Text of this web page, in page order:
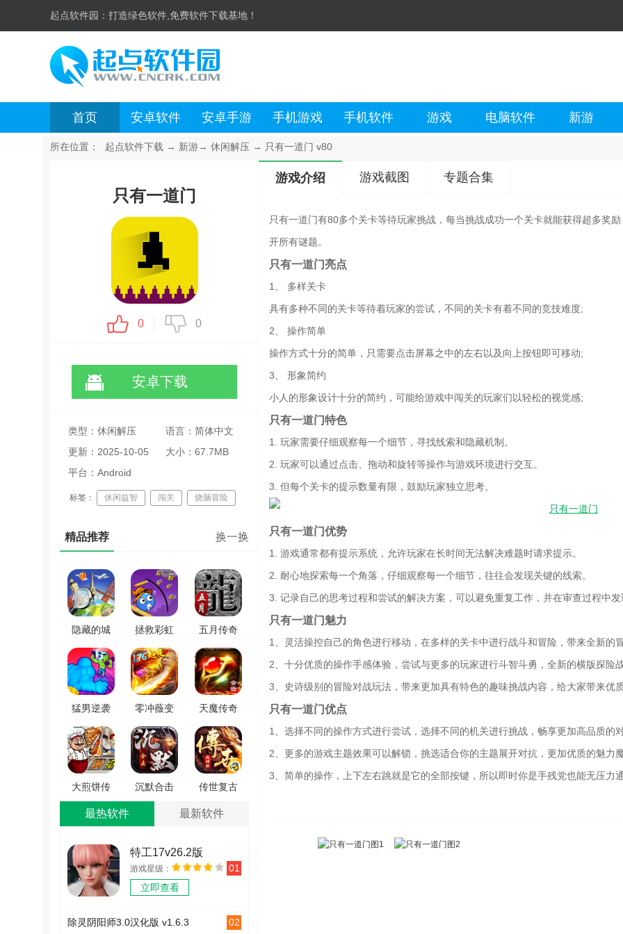
起点软件园： 打造绿色软件,免费软件下载基地！
首页 安卓软件 安卓手游 手机游戏 手机软件 游戏 电脑软件 新游
所在位置： 起点软件下载 → 新游→ 休闲解压 → 只有一道门 v80
只有一道门
0 0
安卓下载
类型：休闲解压
语言：简体中文
更新：2025-10-05
20:00:09
大小：67.7MB
平台：Android
标签： 休闲益智 闯关 烧脑冒险
精品推荐 换一换
隐藏的城
市冒险
(HiddenCityAdventure)
安卓版
v4.0.1
拯救彩虹
怪物
(RainbowMonster:DrawToSave)
通用版
五月传奇
游戏官网
版 V4.4.5
猛男逆袭
记手机版
V1.0.1
零冲薇变
手机版
V3.839.839
天魔传奇
手游最新
版 V1.0.0
大煎饼传
奇直装游
戏版 V1.0
沉默合击
传奇手游
传世复古
最热软件 最新软件
特工17v26.2版
v26.2
游戏星级：
立即查看
01
除灵阴阳师3.0汉化版 v1.6.3 02
游戏介绍 游戏截图 专题合集
只有一道门有80多个关卡等待玩家挑战，每当挑战成功一个关卡就能获得超多奖
开所有谜题。
只有一道门亮点
1、 多样关卡
具有多种不同的关卡等待着玩家的尝试，不同的关卡有着不同的竞技难度;
2、 操作简单
操作方式十分的简单，只需要点击屏幕之中的左右以及向上按钮即可移动;
3、 形象简约
小人的形象设计十分的简约，可能给游戏中闯关的玩家们以轻松的视觉感;
只有一道门特色
1. 玩家需要仔细观察每一个细节，寻找线索和隐藏机制。
2. 玩家可以通过点击、拖动和旋转等操作与游戏环境进行交互。
3. 但每个关卡的提示数量有限，鼓励玩家独立思考。
只有一道门优势
1. 游戏通常都有提示系统，允许玩家在长时间无法解决难题时请求提示。
2. 耐心地探索每一个角落，仔细观察每一个细节，往往会发现关键的线索。
3. 记录自己的思考过程和尝试的解决方案，可以避免重复工作，并在审查过程中发
只有一道门魅力
1、灵活操控自己的角色进行移动，在多样的关卡中进行战斗和冒险，带来全新的
2、十分优质的操作手感体验，尝试与更多的玩家进行斗智斗勇，全新的横版探险
3、史诗级别的冒险对战玩法，带来更加具有特色的趣味挑战内容，给大家带来优
只有一道门优点
1、选择不同的操作方式进行尝试，选择不同的机关进行挑战，畅享更加高品质的
2、更多的游戏主题效果可以解锁，挑选适合你的主题展开对抗，更加优质的魅力
3、简单的操作，上下左右跳就是它的全部按键，所以即时你是手残党也能无压力